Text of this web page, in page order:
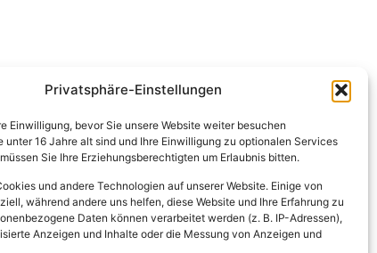
Privatsphäre-Einstellungen
Einwilligung, bevor Sie unsere Website weiter besuchen
unter 16 Jahre alt sind und Ihre Einwilligung zu optionalen Services
Sie Ihre Erziehungsberechtigten um Erlaubnis bitten.
und andere Technologien auf unserer Website. Einige von
während andere uns helfen, diese Website und Ihre Erfahrung zu
Daten können verarbeitet werden (z. B. IP-Adressen),
Anzeigen und Inhalte oder die Messung von Anzeigen und